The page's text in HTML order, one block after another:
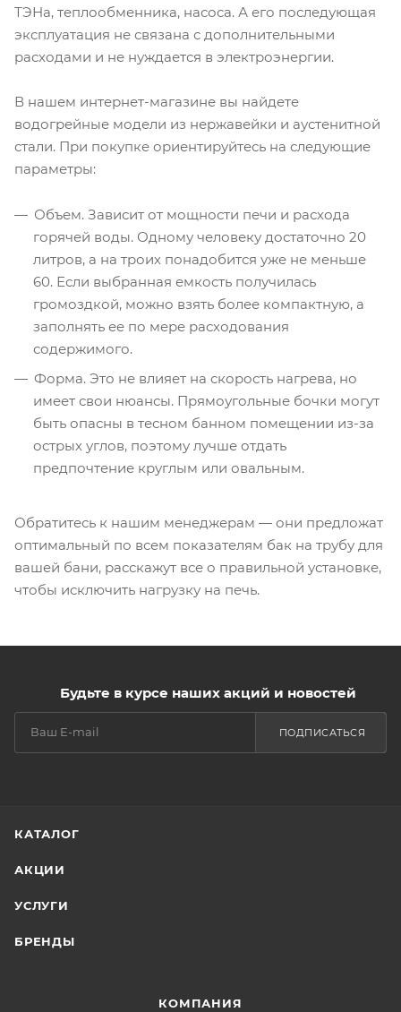
ТЭНа, теплообменника, насоса. А его последующая
эксплуатация не связана с дополнительными
расходами и не нуждается в электроэнергии.
В нашем интернет-магазине вы найдете
водогрейные модели из нержавейки и аустенитной
стали. При покупке ориентируйтесь на следующие
параметры:
Объем. Зависит от мощности печи и расхода
горячей воды. Одному человеку достаточно 20
литров, а на троих понадобится уже не меньше
60. Если выбранная емкость получилась
громоздкой, можно взять более компактную, а
заполнять ее по мере расходования
содержимого.
Форма. Это не влияет на скорость нагрева, но
имеет свои нюансы. Прямоугольные бочки могут
быть опасны в тесном банном помещении из-за
острых углов, поэтому лучше отдать
предпочтение круглым или овальным.
Обратитесь к нашим менеджерам — они предложат
оптимальный по всем показателям бак на трубу для
вашей бани, расскажут все о правильной установке,
чтобы исключить нагрузку на печь.
Будьте в курсе наших акций и новостей
ПОДПИСАТЬСЯ
КАТАЛОГ
АКЦИИ
УСЛУГИ
БРЕНДЫ
КОМПАНИЯ